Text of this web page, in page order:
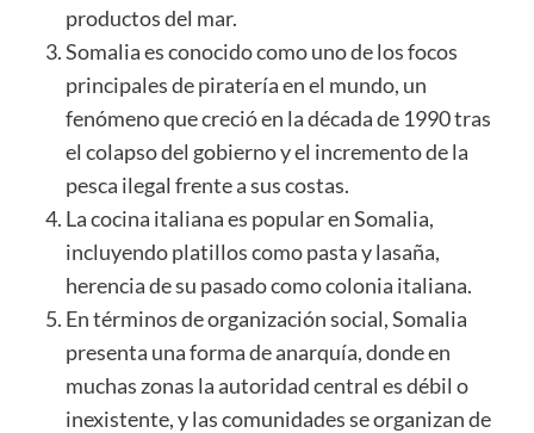
productos del mar.
Somalia es conocido como uno de los focos
principales de piratería en el mundo, un
fenómeno que creció en la década de 1990 tras
el colapso del gobierno y el incremento de la
pesca ilegal frente a sus costas.
La cocina italiana es popular en Somalia,
incluyendo platillos como pasta y lasaña,
herencia de su pasado como colonia italiana.
En términos de organización social, Somalia
presenta una forma de anarquía, donde en
muchas zonas la autoridad central es débil o
inexistente, y las comunidades se organizan de